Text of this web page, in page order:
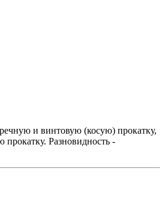
и винтовую (косую) прокатку,
Разновидность -